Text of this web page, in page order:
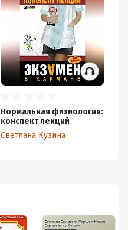
Нормальная физиология:
конспект лекций
Светлана Кузина